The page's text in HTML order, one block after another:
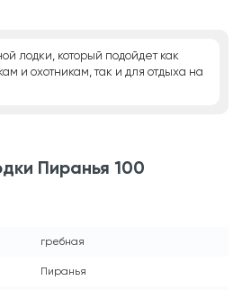
лодки, который подойдет как
и охотникам, так и для отдыха на
Пиранья 100
гребная
Пиранья